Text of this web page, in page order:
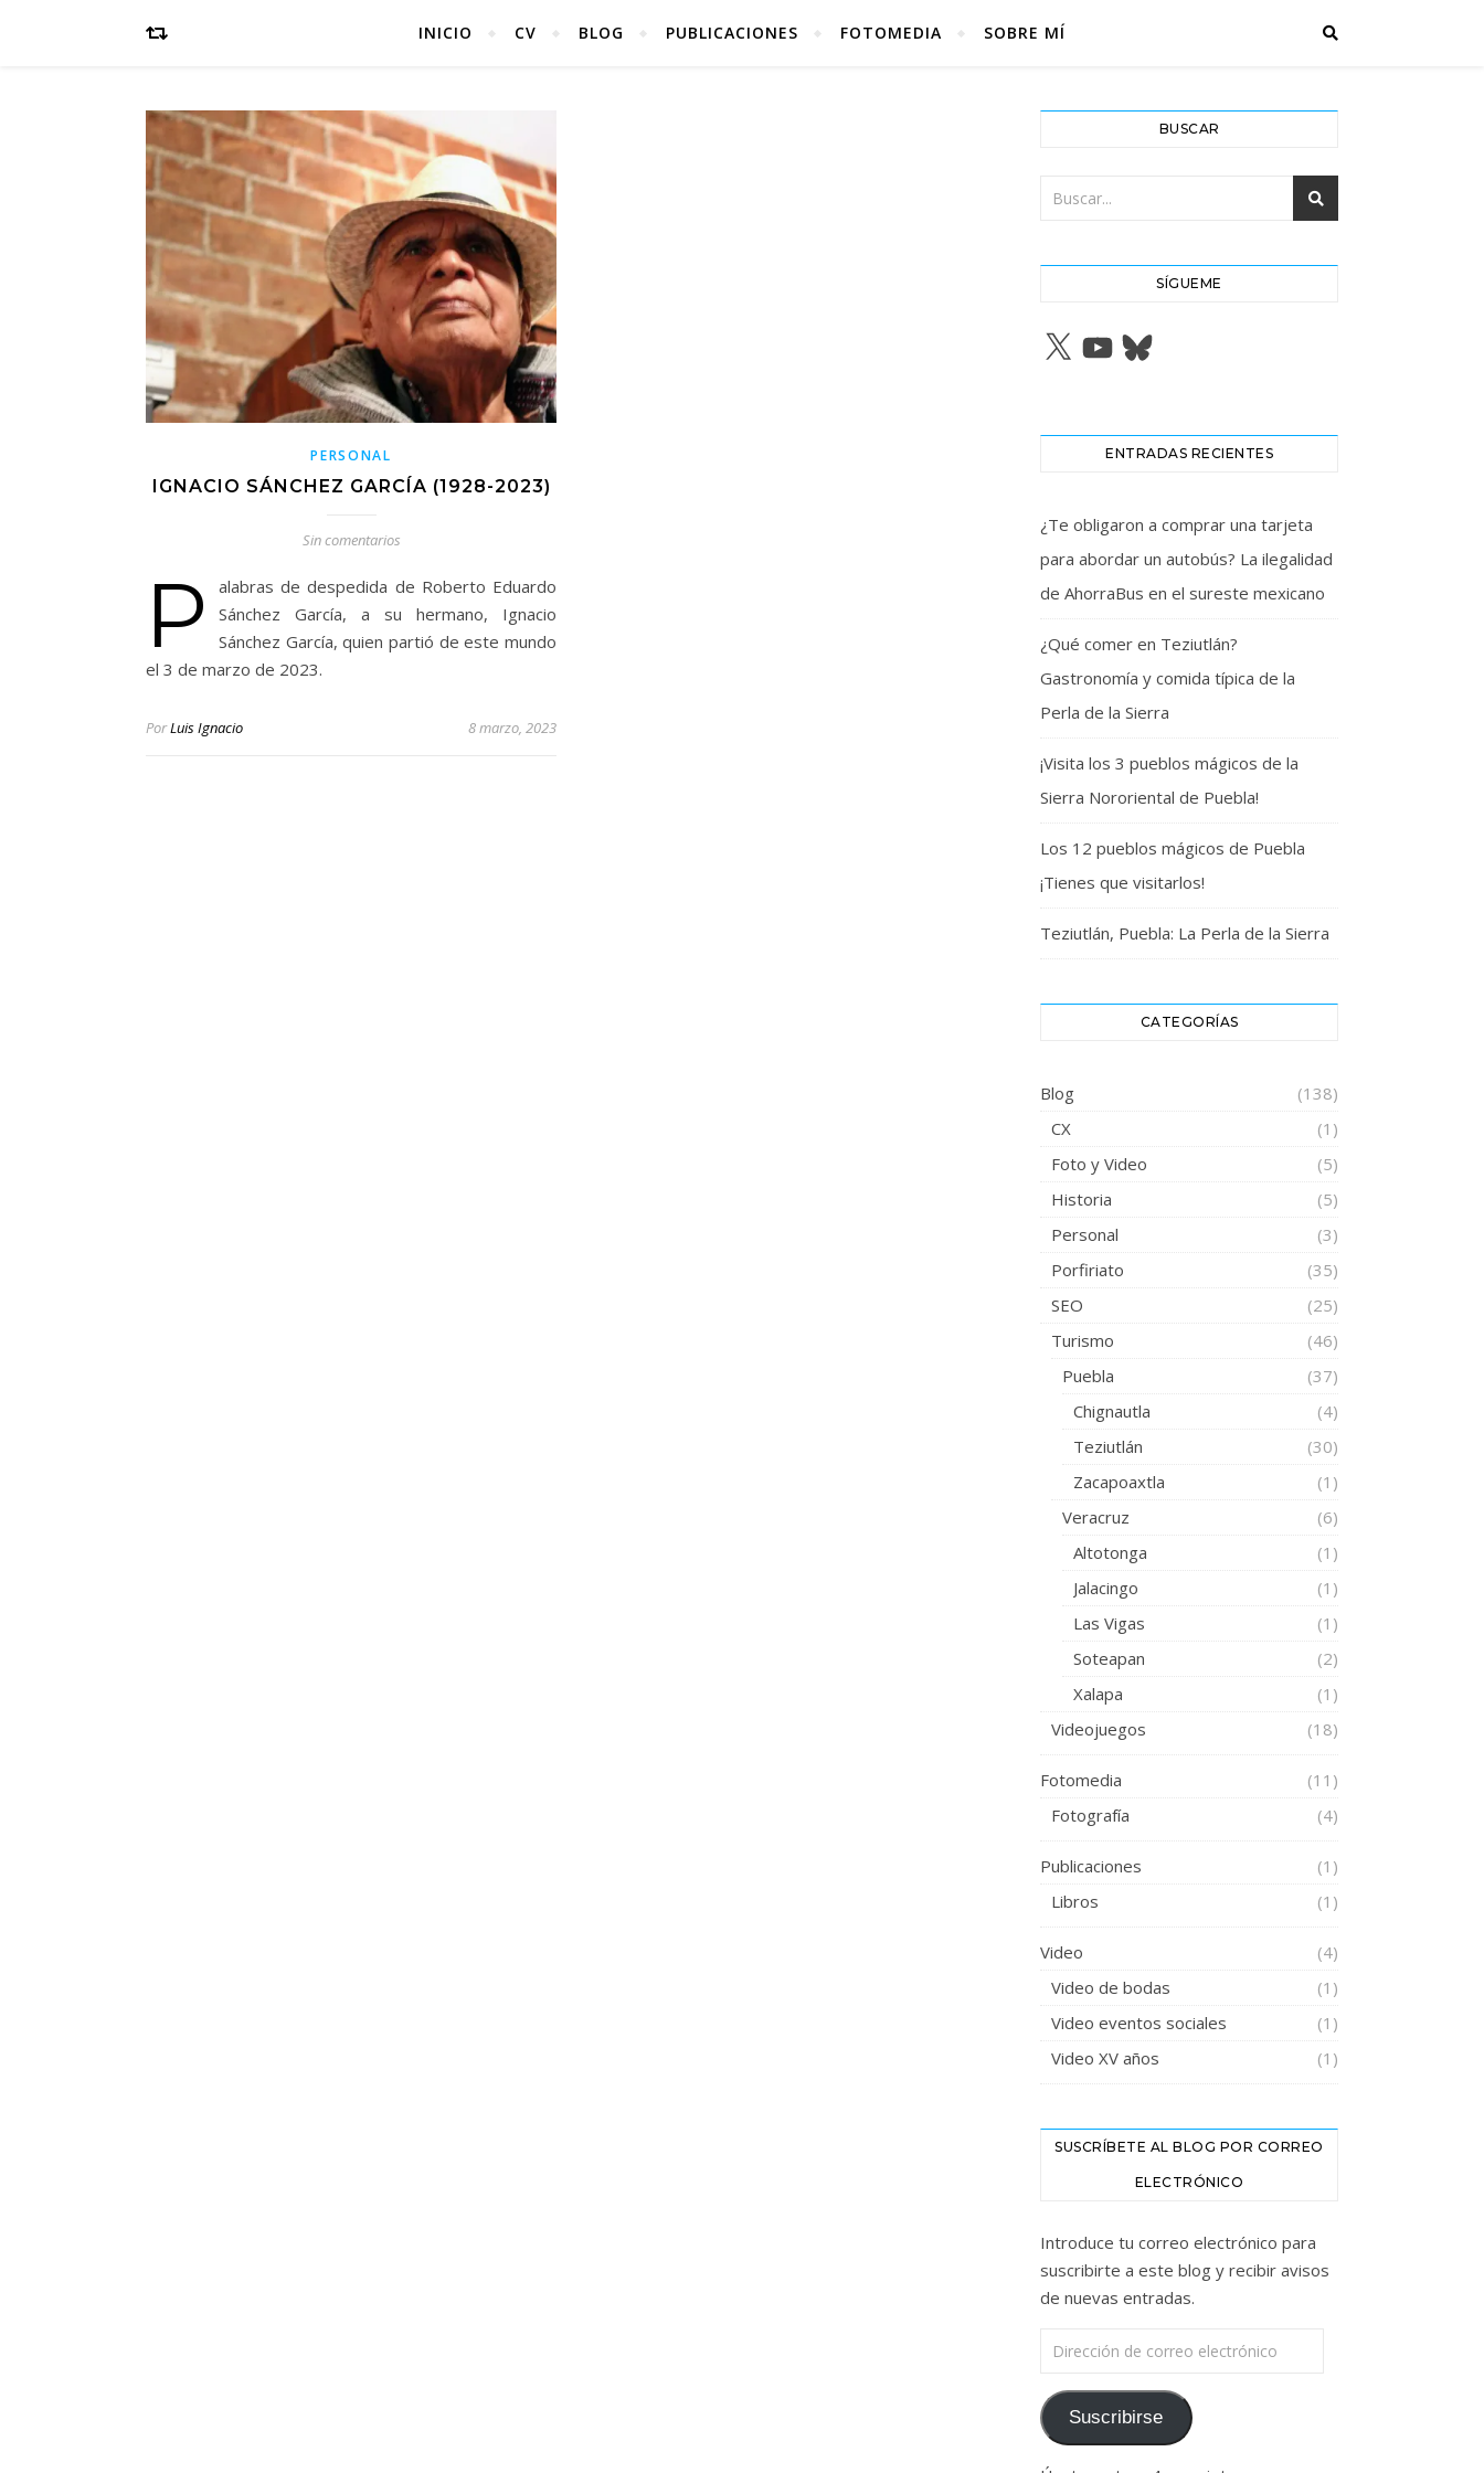
INICIO CV BLOG PUBLICACIONES FOTOMEDIA SOBRE MÍ
PERSONAL
IGNACIO SÁNCHEZ GARCÍA (1928-2023)
Sin comentarios
P
alabras de despedida de Roberto Eduardo
Sánchez García, a su hermano, Ignacio
Sánchez García, quien partió de este mundo
el 3 de marzo de 2023.
PorLuis Ignacio 8 marzo, 2023
BUSCAR
SÍGUEME
X YouTubeBluesky
ENTRADAS RECIENTES
¿Te obligaron a comprar una tarjeta
para abordar un autobús? La ilegalidad
de AhorraBus en el sureste mexicano
¿Qué comer en Teziutlán?
Gastronomía y comida típica de la
Perla de la Sierra
¡Visita los 3 pueblos mágicos de la
Sierra Nororiental de Puebla!
Los 12 pueblos mágicos de Puebla
¡Tienes que visitarlos!
Teziutlán, Puebla: La Perla de la Sierra
CATEGORÍAS
Blog
(138)
CX
(1)
Foto y Video
(5)
Historia
(5)
Personal
(3)
Porfiriato
(35)
SEO
(25)
Turismo
(46)
Puebla
(37)
Chignautla
(4)
Teziutlán
(30)
Zacapoaxtla
(1)
Veracruz
(6)
Altotonga
(1)
Jalacingo
(1)
Las Vigas
(1)
Soteapan
(2)
Xalapa
(1)
Videojuegos
(18)
Fotomedia
(11)
Fotografía
(4)
Publicaciones
(1)
Libros
(1)
Video
(4)
Video de bodas
(1)
Video eventos sociales
(1)
Video XV años
(1)
SUSCRÍBETE AL BLOG POR CORREO
ELECTRÓNICO
Introduce tu correo electrónico para
suscribirte a este blog y recibir avisos
de nuevas entradas.
Dirección de correo electrónico
Suscribirse